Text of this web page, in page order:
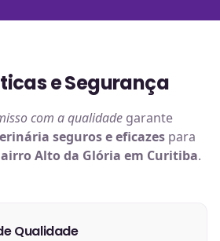
e Segurança
com a qualidadegarante
seguros e eficazespara
Alto da Glória em Curitiba.
Qualidade